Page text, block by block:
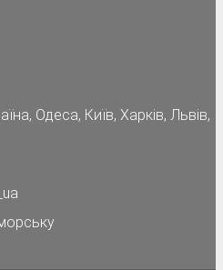
, Одеса, Київ, Харків, Львів,